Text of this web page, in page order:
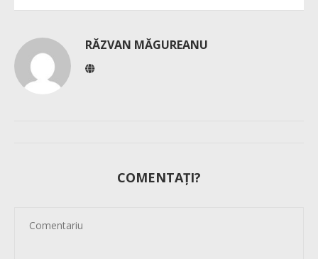
RĂZVAN MĂGUREANU
COMENTAȚI?